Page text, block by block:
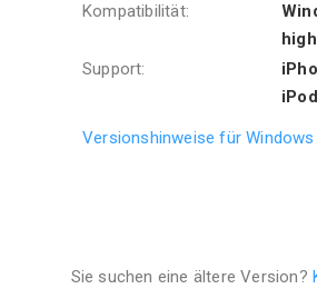
Kompatibilität:
Support:
iPod
Versionshinweise für Windows
Sie suchen eine ältere Version?